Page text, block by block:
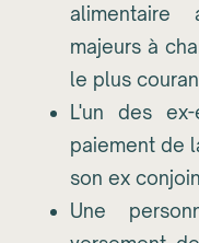
alimentaire
majeurs à
le plus
L'un des
paiement de
son ex
Une